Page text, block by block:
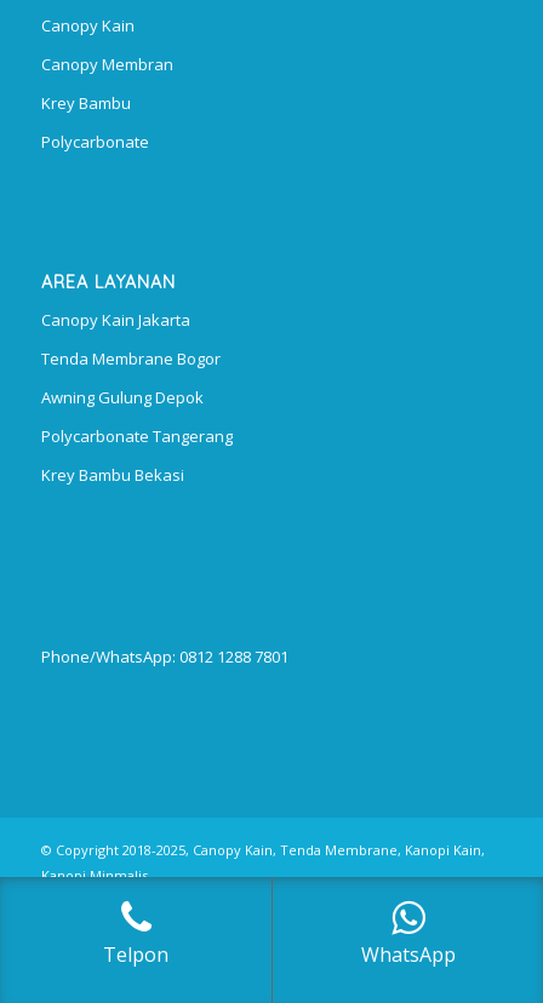
Canopy Kain
Canopy Membran
Krey Bambu
Polycarbonate
AREA LAYANAN
Canopy Kain Jakarta
Tenda Membrane Bogor
Awning Gulung Depok
Polycarbonate Tangerang
Krey Bambu Bekasi
Phone/WhatsApp: 0812 1288 7801
© Copyright 2018-2025, Canopy Kain, Tenda Membrane, Kanopi Kain,
Kanopi Minmalis
Telpon WhatsApp